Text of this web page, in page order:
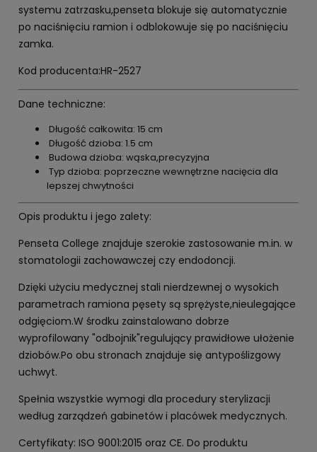
systemu zatrzasku,penseta blokuje się automatycznie
po naciśnięciu ramion i odblokowuje się po naciśnięciu
zamka.
Kod producenta:HR-2527
Dane techniczne:
Długość całkowita: 15 cm
Długość dzioba: 1.5 cm
Budowa dzioba: wąska,precyzyjna
Typ dzioba: poprzeczne wewnętrzne nacięcia dla
lepszej chwytności
Opis produktu i jego zalety:
Penseta College znajduje szerokie zastosowanie m.in. w
stomatologii zachowawczej czy endodoncji.
Dzięki użyciu medycznej stali nierdzewnej o wysokich
parametrach ramiona pęsety są sprężyste,nieulegające
odgięciom.W środku zainstalowano dobrze
wyprofilowany "odbojnik"regulujący prawidłowe ułożenie
dziobów.Po obu stronach znajduje się antypoślizgowy
uchwyt.
Spełnia wszystkie wymogi dla procedury sterylizacji
według zarządzeń gabinetów i placówek medycznych.
Certyfikaty: ISO 9001:2015 oraz CE. Do produktu